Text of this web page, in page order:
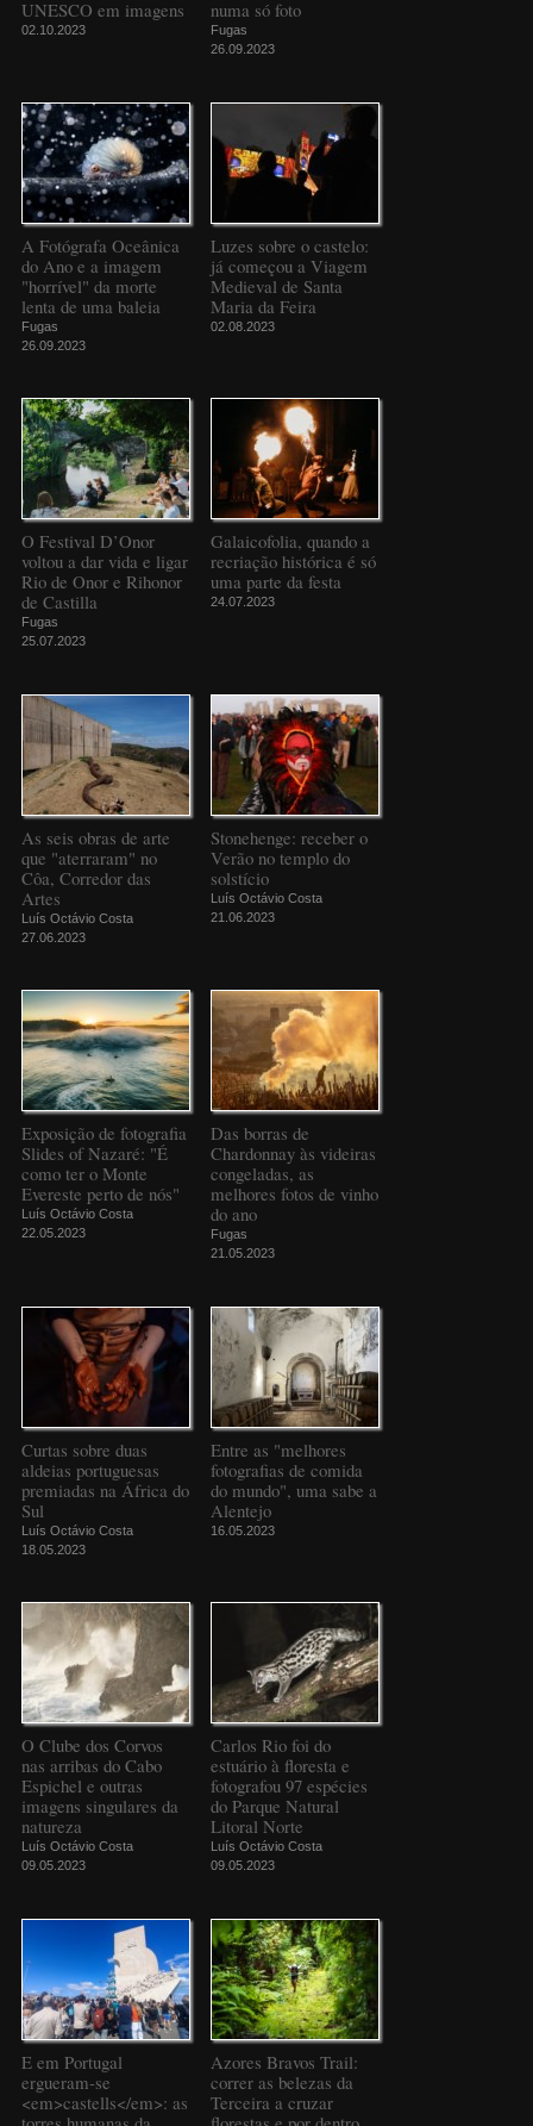
UNESCO em imagens
02.10.2023
numa só foto
Fugas
26.09.2023
A Fotógrafa Oceânica
do Ano e a imagem
"horrível" da morte
lenta de uma baleia
Fugas
26.09.2023
Luzes sobre o castelo:
já começou a Viagem
Medieval de Santa
Maria da Feira
02.08.2023
O Festival D’Onor
voltou a dar vida e ligar
Rio de Onor e Rihonor
de Castilla
Fugas
25.07.2023
Galaicofolia, quando a
recriação histórica é só
uma parte da festa
24.07.2023
As seis obras de arte
que "aterraram" no
Côa, Corredor das
Artes
Luís Octávio Costa
27.06.2023
Stonehenge: receber o
Verão no templo do
solstício
Luís Octávio Costa
21.06.2023
Exposição de fotografia
Slides of Nazaré: "É
como ter o Monte
Evereste perto de nós"
Luís Octávio Costa
22.05.2023
Das borras de
Chardonnay às videiras
congeladas, as
melhores fotos de vinho
do ano
Fugas
21.05.2023
Curtas sobre duas
aldeias portuguesas
premiadas na África do
Sul
Luís Octávio Costa
18.05.2023
Entre as "melhores
fotografias de comida
do mundo", uma sabe a
Alentejo
16.05.2023
O Clube dos Corvos
nas arribas do Cabo
Espichel e outras
imagens singulares da
natureza
Luís Octávio Costa
09.05.2023
Carlos Rio foi do
estuário à floresta e
fotografou 97 espécies
do Parque Natural
Litoral Norte
Luís Octávio Costa
09.05.2023
E em Portugal
ergueram-se
<em>castells</em>: as
Azores Bravos Trail:
correr as belezas da
Terceira a cruzar